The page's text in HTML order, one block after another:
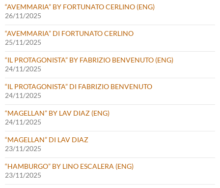
“AVEMMARIA” BY FORTUNATO CERLINO (ENG)
26/11/2025
“AVEMMARIA” DI FORTUNATO CERLINO
25/11/2025
“IL PROTAGONISTA” BY FABRIZIO BENVENUTO (ENG)
24/11/2025
“IL PROTAGONISTA” DI FABRIZIO BENVENUTO
24/11/2025
“MAGELLAN” BY LAV DIAZ (ENG)
24/11/2025
“MAGELLAN” DI LAV DIAZ
23/11/2025
“HAMBURGO” BY LINO ESCALERA (ENG)
23/11/2025